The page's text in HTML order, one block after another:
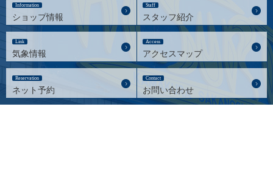
Information
ショップ情報
Staff
スタッフ紹介
Link
気象情報
Access
アクセスマップ
Reservation
ネット予約
Contact
お問い合わせ